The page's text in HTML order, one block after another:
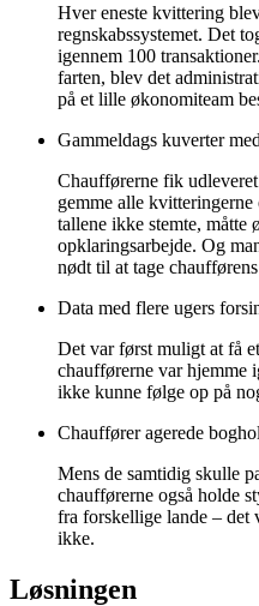
Hver eneste kvittering
regnskabssystemet. Det
igennem 100
farten, blev det
på et lille økonomiteam
Gammeldags kuverter
Chaufførerne fik
gemme alle
tallene ikke stemte, måtte
opklaringsarbejde. Og
nødt til at tage
Data med flere ugers
Det var først muligt at få
chaufførerne var hjemme
ikke kunne følge op på
Chauffører agerede
Mens de samtidig skulle
chaufførerne også holde
fra forskellige lande – det
ikke.
Løsningen